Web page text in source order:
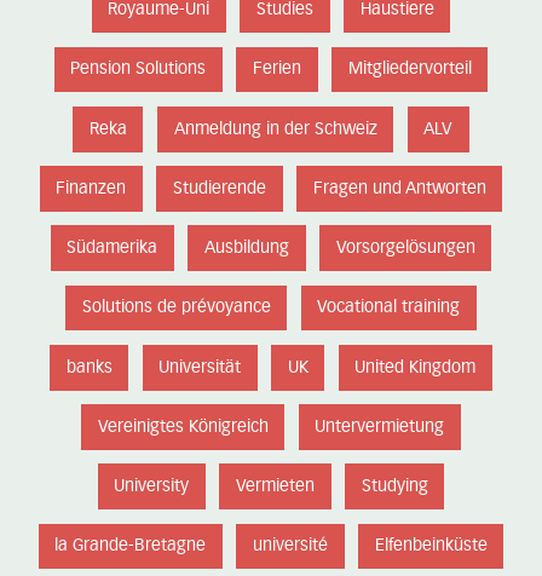
Royaume-Uni Studies Haustiere
Pension Solutions Ferien Mitgliedervorteil
Reka Anmeldung in der Schweiz ALV
Finanzen Studierende Fragen und Antworten
Südamerika Ausbildung Vorsorgelösungen
Solutions de prévoyance Vocational training
banks Universität UK United Kingdom
Vereinigtes Königreich Untervermietung
University Vermieten Studying
la Grande-Bretagne université Elfenbeinküste